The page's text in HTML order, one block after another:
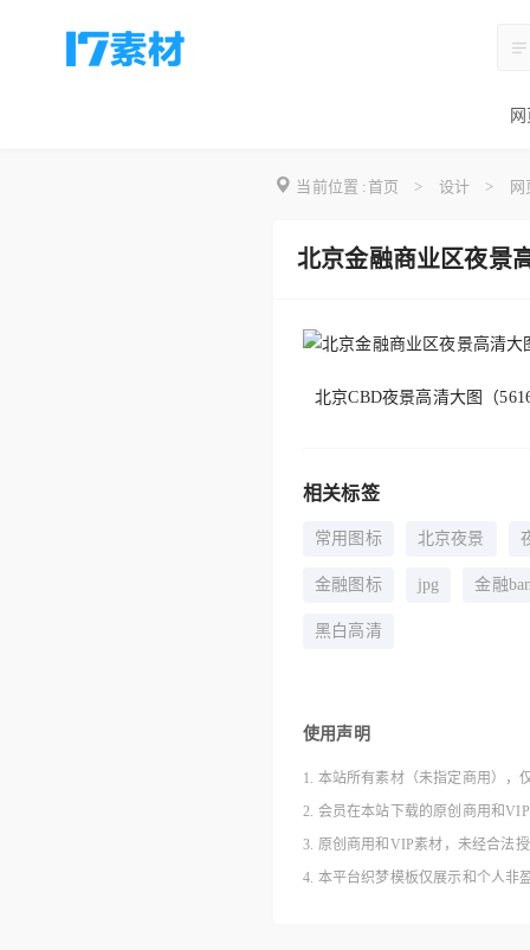
当前位置 :首页 > 设计 > 网
北京金融商业区夜景
北京CBD夜景高清大图（
相关标签
常用图标 北京夜景
金融图标 jpg 金融
黑白高清
使用声明
1. 本站所有素材（未指定商用），
2. 会员在本站下载的原创商用和
3. 原创商用和VIP素材，未经合法
4. 本平台织梦模板仅展示和个人非